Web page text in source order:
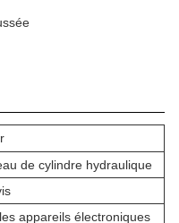
de cylindre hydraulique
appareils électroniques